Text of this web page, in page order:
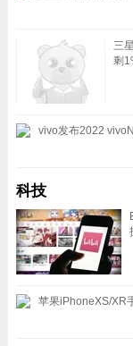
三
剩
vivo发布2022
科技
苹果iPhoneXS/XR